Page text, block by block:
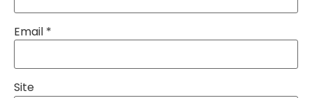
Email *
Site